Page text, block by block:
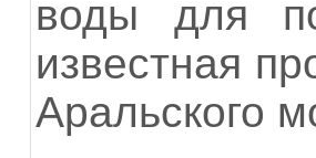
воды для
известная
Аральского